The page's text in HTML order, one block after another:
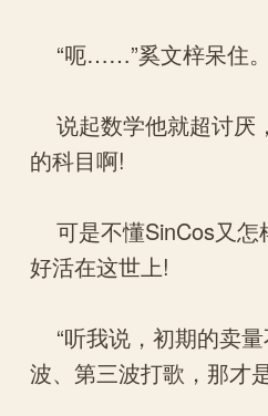
“呃……”奚文梓呆住。
说起数学他就超讨厌
的科目啊!
可是不懂SinCos又怎
好活在这世上!
“听我说，初期的卖
波、第三波打歌，那才